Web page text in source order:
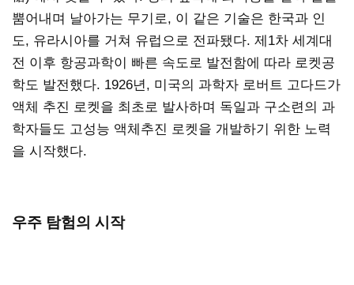
뿜어내며 날아가는 무기로, 이 같은 기술은 한국과 인
도, 유라시아를 거쳐 유럽으로 전파됐다. 제1차 세계대
전 이후 항공과학이 빠른 속도로 발전함에 따라 로켓공
학도 발전했다. 1926년, 미국의 과학자 로버트 고다드가
액체 추진 로켓을 최초로 발사하며 독일과 구소련의 과
학자들도 고성능 액체추진 로켓을 개발하기 위한 노력
을 시작했다.
우주 탐험의 시작